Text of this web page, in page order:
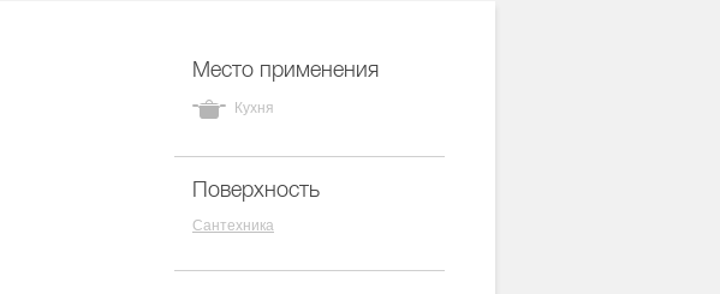
Место применения
Кухня
Поверхность
Сантехника